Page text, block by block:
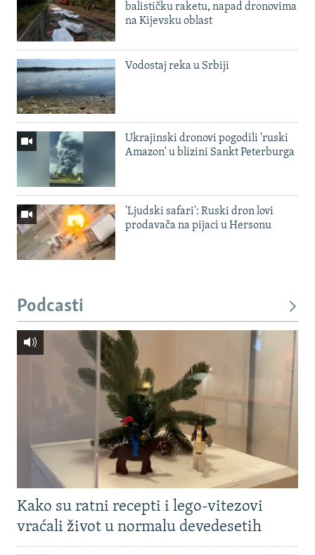
balističku raketu, napad dronovima
na Kijevsku oblast
Vodostaj reka u Srbiji
Ukrajinski dronovi pogodili 'ruski
Amazon' u blizini Sankt Peterburga
'Ljudski safari': Ruski dron lovi
prodavača na pijaci u Hersonu
Podcasti
Kako su ratni recepti i lego-vitezovi
vraćali život u normalu devedesetih